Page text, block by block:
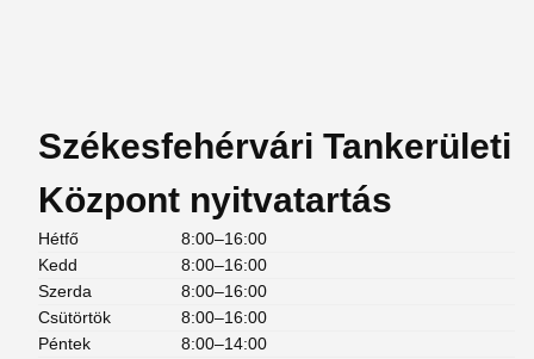
Székesfehérvári Tankerületi
Központ nyitvatartás
Hétfő
8:00–16:00
Kedd
8:00–16:00
Szerda
8:00–16:00
Csütörtök
8:00–16:00
Péntek
8:00–14:00